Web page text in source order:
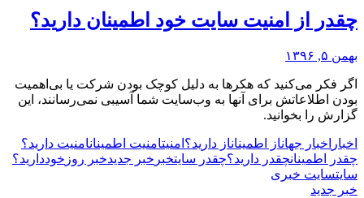
چقدر از امنیت سایت خود اطمینان دارید؟
بهمن ۵, ۱۳۹۶
اگر فکر می‌کنید که هکرها به دلیل کوچک بودن شرکت یا بی‌اهمیت
بودن اطلاعاتش برای آنها به وب‌سایت شما آسیبی نمی‌رسانند، این
گزارش را بخوانید.
اخبار اخبار جهاناز اطمیناناز دارید؟ امنیتامنیت اطمینانامنیت دارید؟
چقدر اطمینانچقدر دارید؟چقدر سایتخبر خبر جدیدخبر روز خوددارید؟
سایتسایت خبری
خبر جدید